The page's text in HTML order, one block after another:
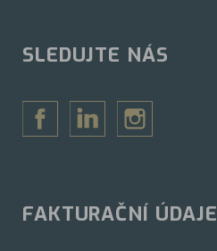
SLEDUJTE NÁS
FAKTURAČNÍ ÚDAJE